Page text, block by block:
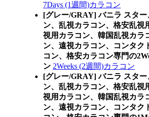
7Days (1週間)カラコン
[グレー/GRAY] バニラ スター
ン、乱視カラコン、格安乱視
視用カラコン、韓国乱視カラ
ン、遠視カラコン、コンタク
コン、格安カラコン専門の
ン 2Weeks (2週間)カラコン
[グレー/GRAY] バニラ スター
ン、乱視カラコン、格安乱視
視用カラコン、韓国乱視カラ
ン、遠視カラコン、コンタク